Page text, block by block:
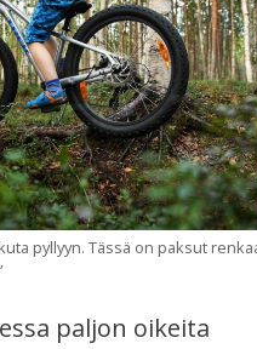
pyllyyn. Tässä on paksut
paljon oikeita